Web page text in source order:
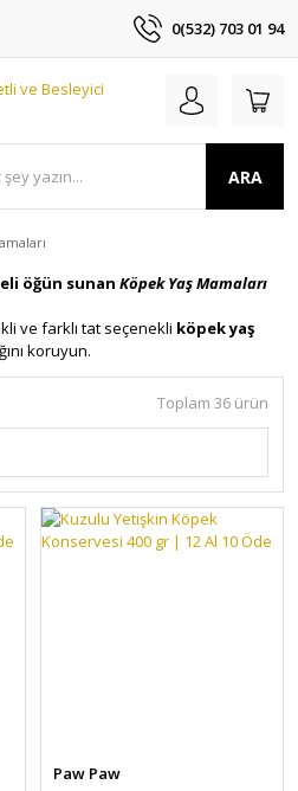
0(532) 703 01 94
ARA
öğün sunan Köpek Yaş Mamaları
ve farklı tat seçenekli köpek yaş
koruyun.
Toplam 36 ürün
Paw Paw